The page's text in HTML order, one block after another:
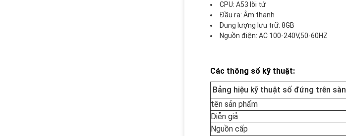
CPU: A53 lõi tứ
Đầu ra: Âm thanh
Dung lượng lưu trữ: 8GB
Nguồn điện: AC 100-240V,50-60HZ
Các thông số kỹ thuật:
Bảng hiệu kỹ thuật số đứng trên sàn
tên sản phẩm
Diễn giả
Nguồn cấp